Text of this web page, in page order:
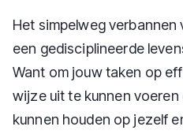
Het simpelweg
een gedisciplineerde
Want om jouw taken op
wijze uit te kunnen
kunnen houden op jezelf